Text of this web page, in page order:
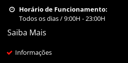
Horário de Funcionamento:
Todos os dias / 9:00H - 23:00H
Saiba Mais
Informações